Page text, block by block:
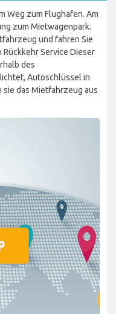
Weg zum Flughafen. Am
zum Mietwagenpark.
und fahren Sie
Service Dieser
des
Autoschlüssel in
das Mietfahrzeug aus